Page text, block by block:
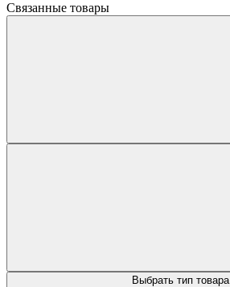
Связанные товары
Выбрать тип товара